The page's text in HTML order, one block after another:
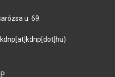
u. 69.